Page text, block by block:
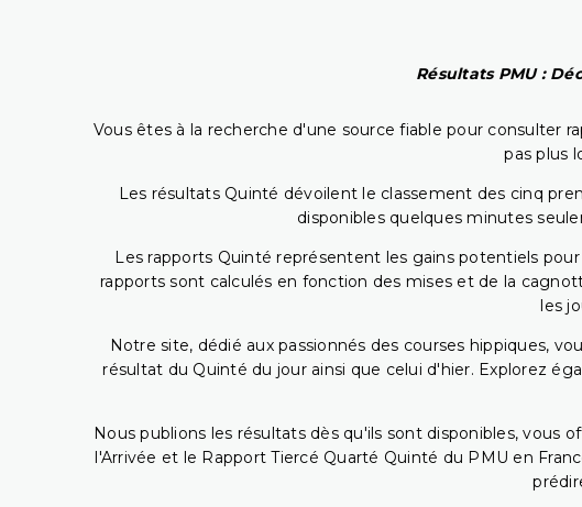
Résultats PMU :
Vous êtes à la recherche d'une source fiable pour consulter
pas plus
Les résultats Quinté dévoilent le classement des cinq
disponibles quelques minutes
Les rapports Quinté représentent les gains potentiels
rapports sont calculés en fonction des mises et de la
les
Notre site, dédié aux passionnés des courses hippiques,
résultat du Quinté du jour ainsi que celui d'hier. Explorez
Nous publions les résultats dès qu'ils sont disponibles, vous
l'Arrivée et le Rapport Tiercé Quarté Quinté du PMU en